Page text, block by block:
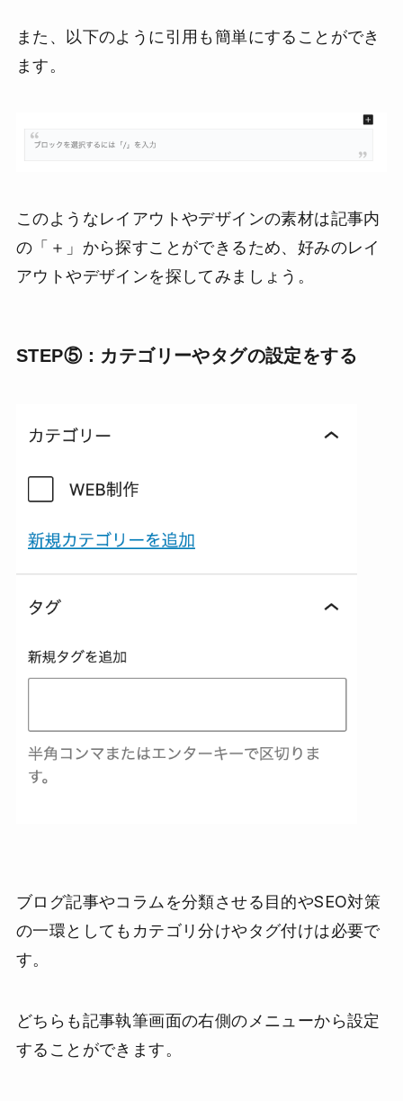
また、以下のように引用も簡単にすることができ
ます。
このようなレイアウトやデザインの素材は記事内
の「＋」から探すことができるため、好みのレイ
アウトやデザインを探してみましょう。
STEP⑤：カテゴリーやタグの設定をする
ブログ記事やコラムを分類させる目的やSEO対策
の一環としてもカテゴリ分けやタグ付けは必要で
す。
どちらも記事執筆画面の右側のメニューから設定
することができます。